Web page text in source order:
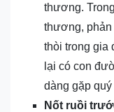
thương.
thương, phản
thòi trong gia
lại có con
dàng gặp
Nốt ruồi